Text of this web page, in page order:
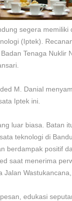
segera memiliki
(Iptek).
Tenaga Nuklir
M. Danial
Iptek ini.
luar biasa. Batan
teknologi di
berdampak positif
saat menerima
Jalan
edukasi